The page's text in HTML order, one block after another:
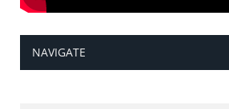
NAVIGATE